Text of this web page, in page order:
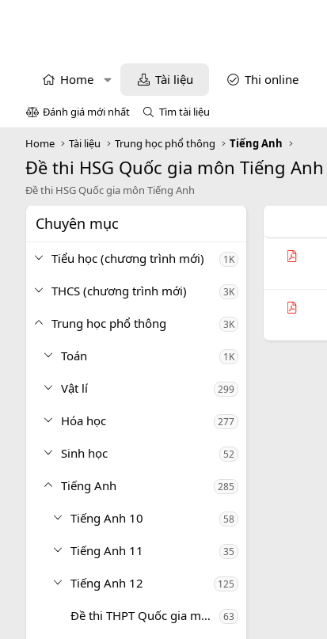
Home Tài liệu Thi online
Đánh giá mới nhất Tìm tài liệu
Home Tài liệu Trung học phổ thông Tiếng Anh
Đề thi HSG Quốc gia môn Tiếng Anh
Đề thi HSG Quốc gia môn Tiếng Anh
Chuyên mục
Tiểu học (chương trình mới) 1K
THCS (chương trình mới) 3K
Trung học phổ thông 3K
Toán 1K
Vật lí 299
Hóa học 277
Sinh học 52
Tiếng Anh 285
Tiếng Anh 10 58
Tiếng Anh 11 35
Tiếng Anh 12 125
Đề thi THPT Quốc gia môn Tiếng Anh 63